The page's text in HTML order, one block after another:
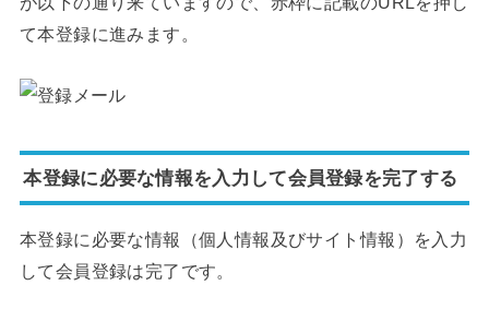
て本登録に進みます。
本登録に必要な情報を入力して会員登録を完了する
本登録に必要な情報（個人情報及びサイト情報）を入力
して会員登録は完了です。